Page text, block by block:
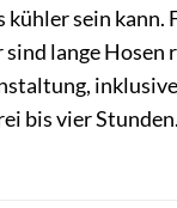
sein
lange Hosen
bis vier Stunden.